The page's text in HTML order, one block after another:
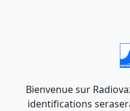
Bienvenue sur
identifications